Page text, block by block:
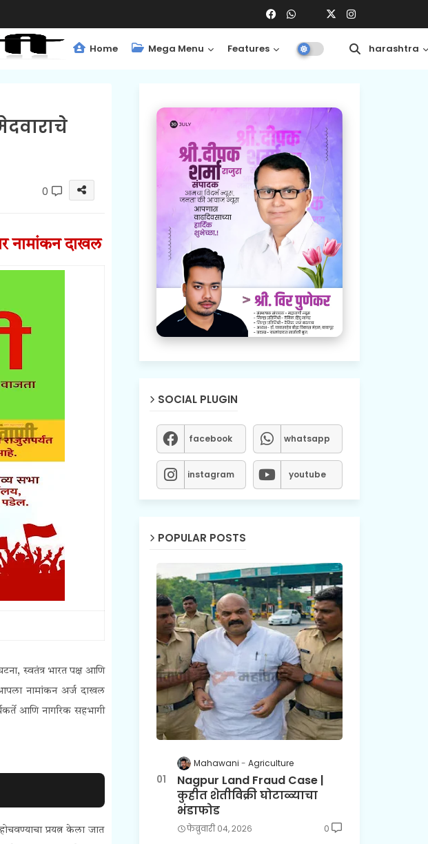
Home Mega Menu Features Central Maharashtra
0
नामांकनदाखल
स्वतंत्र भारत पक्ष आणि
नामांकन अर्ज दाखल
आणि नागरिक सहभागी
प्रयत्न केला जात
SOCIAL PLUGIN
facebook whatsapp
instagram youtube
POPULAR POSTS
Mahawani Agriculture
Nagpur Land Fraud Case |
कुहीत शेतीविक्री घोटाळ्याचा
भंडाफोड
फेब्रुवारी ०४, २०२६ 0